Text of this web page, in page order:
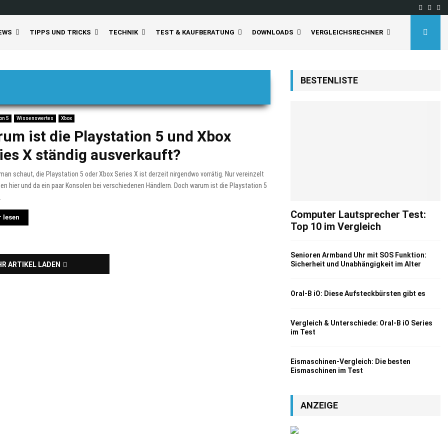
TIPPS UND TRICKS TECHNIK TEST & KAUFBERATUNG DOWNLOADS VERGLEICHSRECHNER
5 Wissenswertes Xbox
ist die Playstation 5 und Xbox
X ständig ausverkauft?
schaut, die Playstation 5 oder Xbox Series X ist derzeit nirgendwo vorrätig. Nur vereinzelt
hier und da ein paar Konsolen bei verschiedenen Händlern. Doch warum ist die Playstation 5
lesen
ARTIKEL LADEN
BESTENLISTE
Computer Lautsprecher Test:
Top 10 im Vergleich
Senioren Armband Uhr mit SOS Funktion:
Sicherheit und Unabhängigkeit im Alter
Oral-B iO: Diese Aufsteckbürsten gibt es
Vergleich & Unterschiede: Oral-B iO Series
im Test
Eismaschinen-Vergleich: Die besten
Eismaschinen im Test
ANZEIGE